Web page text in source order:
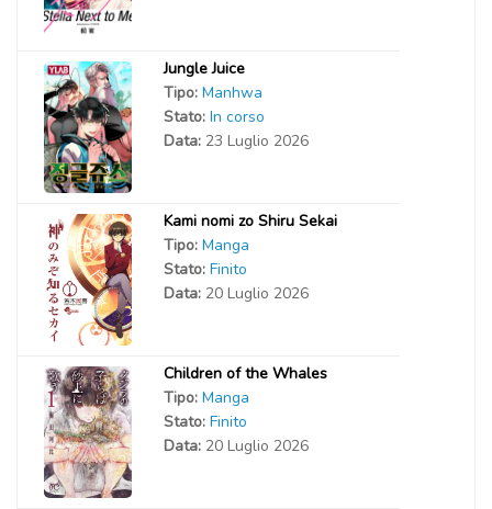
Jungle Juice
Tipo: Manhwa
Stato: In corso
Data: 23 Luglio 2026
Kami nomi zo Shiru Sekai
Tipo: Manga
Stato: Finito
Data: 20 Luglio 2026
Children of the Whales
Tipo: Manga
Stato: Finito
Data: 20 Luglio 2026